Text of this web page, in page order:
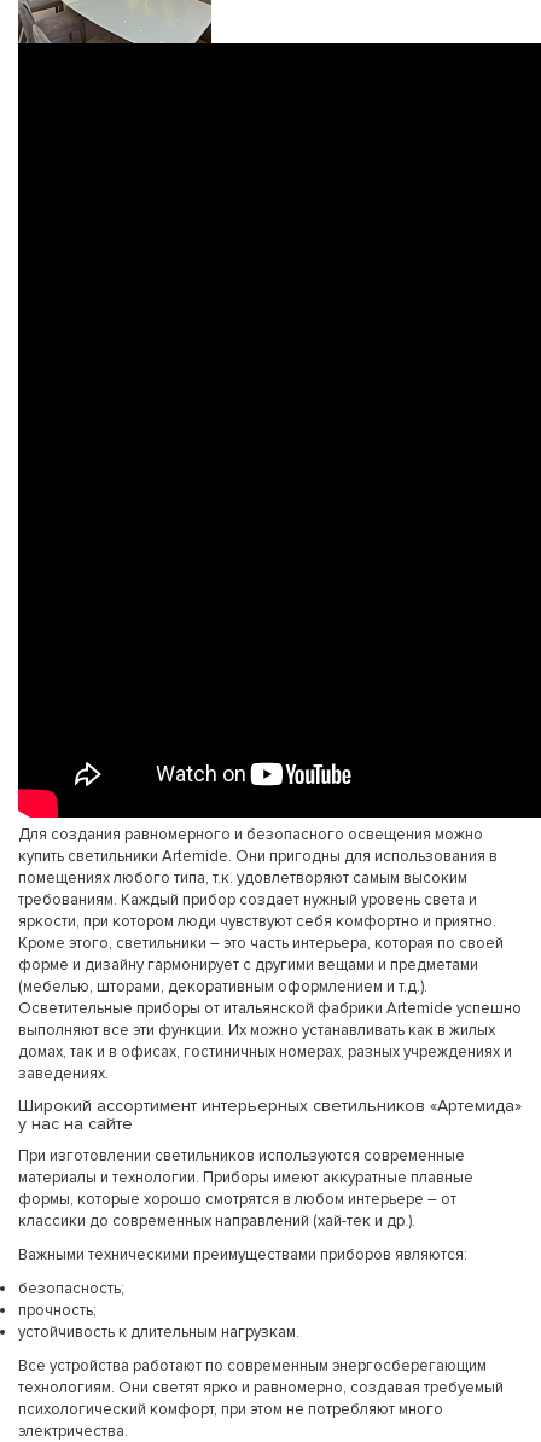
Для создания равномерного и безопасного освещения можно
купить светильники Artemide. Они пригодны для использования в
помещениях любого типа, т.к. удовлетворяют самым высоким
требованиям. Каждый прибор создает нужный уровень света и
яркости, при котором люди чувствуют себя комфортно и приятно.
Кроме этого, светильники – это часть интерьера, которая по своей
форме и дизайну гармонирует с другими вещами и предметами
(мебелью, шторами, декоративным оформлением и т.д.).
Осветительные приборы от итальянской фабрики Artemide успешно
выполняют все эти функции. Их можно устанавливать как в жилых
домах, так и в офисах, гостиничных номерах, разных учреждениях и
заведениях.
Широкий ассортимент интерьерных светильников «Артемида»
у нас на сайте
При изготовлении светильников используются современные
материалы и технологии. Приборы имеют аккуратные плавные
формы, которые хорошо смотрятся в любом интерьере – от
классики до современных направлений (хай-тек и др.).
Важными техническими преимуществами приборов являются:
безопасность;
прочность;
устойчивость к длительным нагрузкам.
Все устройства работают по современным энергосберегающим
технологиям. Они светят ярко и равномерно, создавая требуемый
психологический комфорт, при этом не потребляют много
электричества.